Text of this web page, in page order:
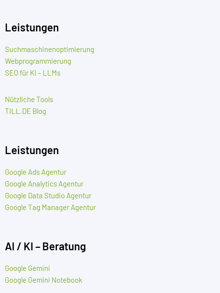
Leistungen
Suchmaschinenoptimierung
Webprogrammierung
SEO für KI – LLMs
Nützliche Tools
TILL.DE Blog
Leistungen
Google Ads Agentur
Google Analytics Agentur
Google Data Studio Agentur
Google Tag Manager Agentur
AI / KI – Beratung
Google Gemini
Google Gemini Notebook